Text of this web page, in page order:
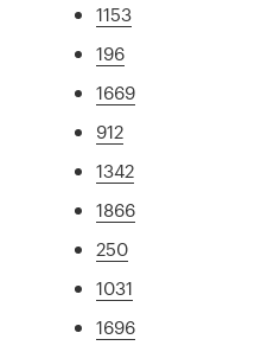
1153
196
1669
912
1342
1866
250
1031
1696